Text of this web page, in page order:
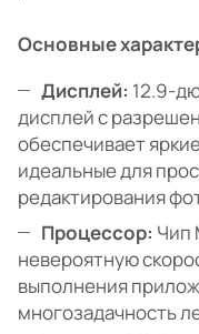
Основные
Дисплей: 12.9-
дисплей с
обеспечивает
идеальные для
редактирования
Процессор: Чип
невероятную
выполнения
многозадачность